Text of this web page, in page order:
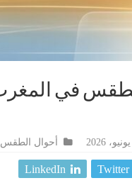
أحوال الطقس
Twitter
LinkedIn